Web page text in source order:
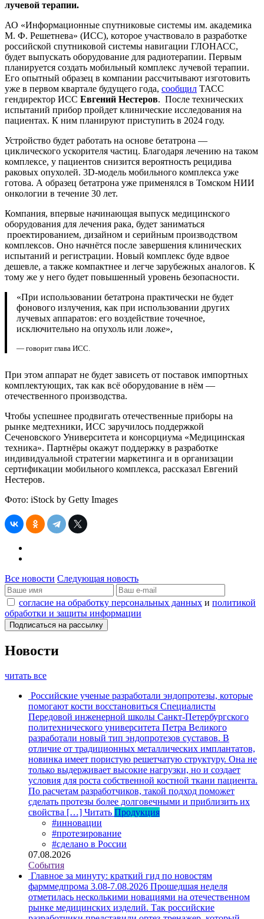
лучевой терапии.
АО «Информационные спутниковые системы им. академика
М. Ф. Решетнева» (ИСС), которое участвовало в разработке
российской спутниковой системы навигации ГЛОНАСС,
будет выпускать оборудование для радиотерапии. Первым
планируется создать мобильный комплекс лучевой терапии.
Его опытный образец в компании рассчитывают изготовить
уже в первом квартале будущего года, сообщил ТАСС
гендиректор ИСС Евгений Нестеров. После технических
испытаний прибор пройдет клинические исследования на
пациентах. К ним планируют приступить в 2024 году.
Устройство будет работать на основе бетатрона —
циклического ускорителя частиц. Благодаря лечению на таком
комплексе, у пациентов снизится вероятность рецидива
раковых опухолей. 3D-модель мобильного комплекса уже
готова. А образец бетатрона уже применялся в Томском НИИ
онкологии в течение 30 лет.
Компания, впервые начинающая выпуск медицинского
оборудования для лечения рака, будет заниматься
проектированием, дизайном и серийным производством
комплексов. Оно начнётся после завершения клинических
испытаний и регистрации. Новый комплекс буде вдвое
дешевле, а также компактнее и легче зарубежных аналогов. К
тому же у него будет повышенный уровень безопасности.
«При использовании бетатрона практически не будет
фонового излучения, как при использовании других
лучевых аппаратов: его воздействие точечное,
исключительно на опухоль или ложе»,
— говорит глава ИСС.
При этом аппарат не будет зависеть от поставок импортных
комплектующих, так как всё оборудование в нём —
отечественного производства.
Чтобы успешнее продвигать отечественные приборы на
рынке медтехники, ИСС заручилось поддержкой
Сеченовского Университета и консорциума «Медицинская
техника». Партнёры окажут поддержку в разработке
индивидуальной стратегии маркетинга и в организации
сертификации мобильного комплекса, рассказал Евгений
Нестеров.
Фото: iStock by Getty Images
Все новости Следующая новость
согласие на обработку персональных данных и политикой
обработки и защиты информации
Новости
читать все
Российские ученые разработали эндопротезы, которые
помогают кости восстановиться Специалисты
Передовой инженерной школы Санкт-Петербургского
политехнического университета Петра Великого
разработали новый тип эндопротезов суставов. В
отличие от традиционных металлических имплантатов,
новинка имеет пористую решетчатую структуру. Она не
только выдерживает высокие нагрузки, но и создает
условия для роста собственной костной ткани пациента.
По расчетам разработчиков, такой подход поможет
сделать протезы более долговечными и приблизить их
свойства […] Читать Продукция
#инновации
#протезирование
#сделано в России
07.08.2026
События
Главное за минуту: краткий гид по новостям
фарммедпрома 3.08-7.08.2026 Прошедшая неделя
отметилась несколькими новациями на отечественном
рынке медицинских изделий. Так российские